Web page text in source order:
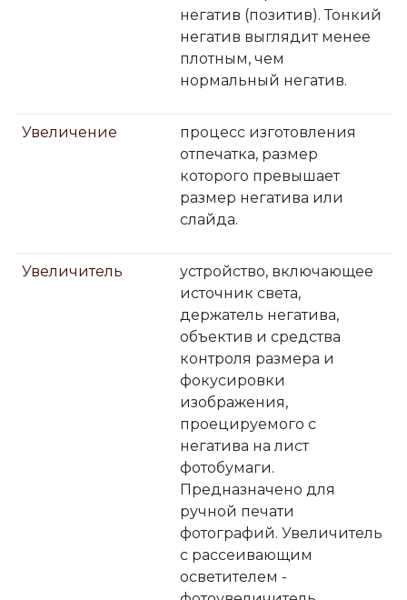
негатив (позитив). Тонкий
негатив выглядит менее
плотным, чем
нормальный негатив.
Увеличение
процесс изготовления
отпечатка, размер
которого превышает
размер негатива или
слайда.
Увеличитель
устройство, включающее
источник света,
держатель негатива,
объектив и средства
контроля размера и
фокусировки
изображения,
проецируемого с
негатива на лист
фотобумаги.
Предназначено для
ручной печати
фотографий. Увеличитель
с рассеивающим
осветителем -